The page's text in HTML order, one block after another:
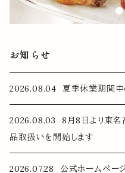
お知らせ
2026.08.04 夏季休業期間中
2026.08.03 8月8日より東名高
品取扱いを開始します
2026.07.28 公式ホームページ